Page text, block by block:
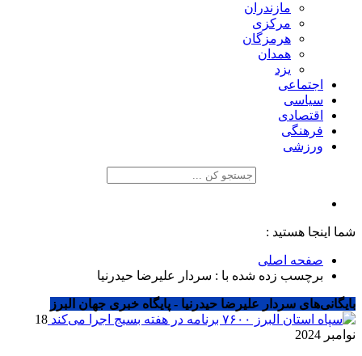
مازندران
مرکزی
هرمزگان
همدان
یزد
اجتماعی
سیاسی
اقتصادی
فرهنگی
ورزشی
شما اینجا هستید :
صفحه اصلی
برچسب زده شده با : سردار علیرضا حیدرنیا
بایگانی‌های سردار علیرضا حیدرنیا - پایگاه خبری جهان البرز
18
نوامبر 2024